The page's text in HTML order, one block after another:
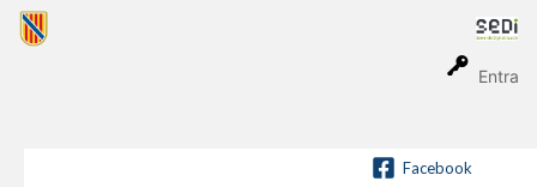
Entra
Vés
Facebook